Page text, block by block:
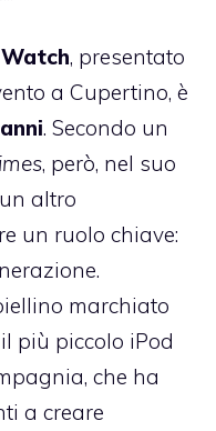
, presentato
a Cupertino, è
. Secondo un
, però, nel suo
altro
un ruolo chiave:
marchiato
più piccolo iPod
che ha
a creare